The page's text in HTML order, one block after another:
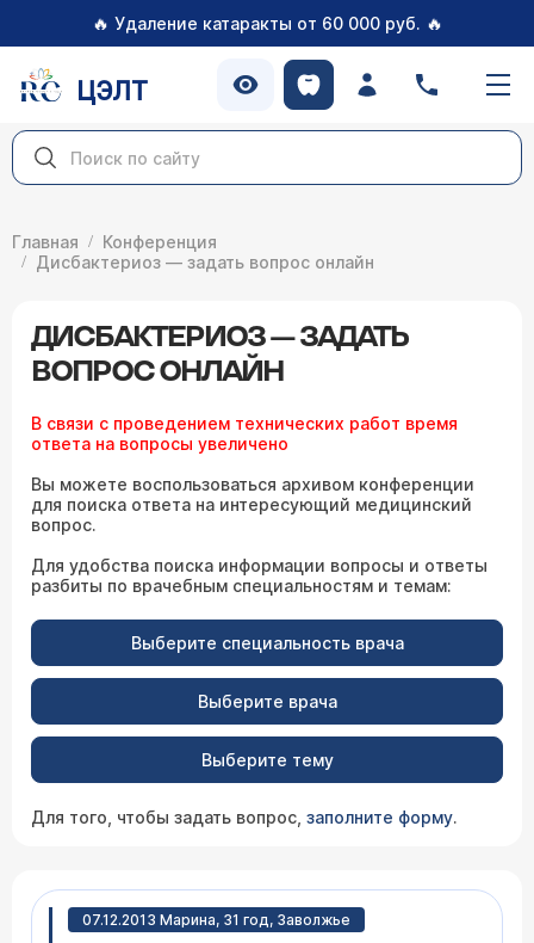
🔥 Удаление катаракты от 60 000 руб. 🔥
ЦЭЛТ
Главная
Конференция
Дисбактериоз — задать вопрос онлайн
ДИСБАКТЕРИОЗ — ЗАДАТЬ
ВОПРОС ОНЛАЙН
В связи с проведением технических работ время
ответа на вопросы увеличено
Вы можете воспользоваться архивом конференции
для поиска ответа на интересующий медицинский
вопрос.
Для удобства поиска информации вопросы и ответы
разбиты по врачебным специальностям и темам:
Выберите специальность врача
Выберите врача
Выберите тему
Для того, чтобы задать вопрос, заполните форму.
07.12.2013 Марина, 31 год, Заволжье